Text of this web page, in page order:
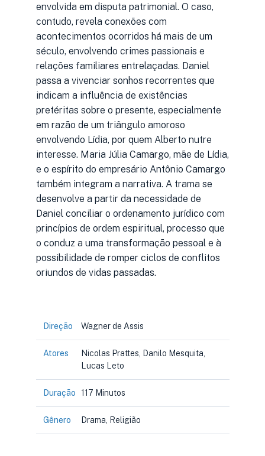
envolvida em disputa patrimonial. O caso,
contudo, revela conexões com
acontecimentos ocorridos há mais de um
século, envolvendo crimes passionais e
relações familiares entrelaçadas. Daniel
passa a vivenciar sonhos recorrentes que
indicam a influência de existências
pretéritas sobre o presente, especialmente
em razão de um triângulo amoroso
envolvendo Lídia, por quem Alberto nutre
interesse. Maria Júlia Camargo, mãe de Lídia,
e o espírito do empresário Antônio Camargo
também integram a narrativa. A trama se
desenvolve a partir da necessidade de
Daniel conciliar o ordenamento jurídico com
princípios de ordem espiritual, processo que
o conduz a uma transformação pessoal e à
possibilidade de romper ciclos de conflitos
oriundos de vidas passadas.
Direção Wagner de Assis
Atores
Nicolas Prattes, Danilo Mesquita,
Lucas Leto
Duração 117 Minutos
Gênero Drama, Religião